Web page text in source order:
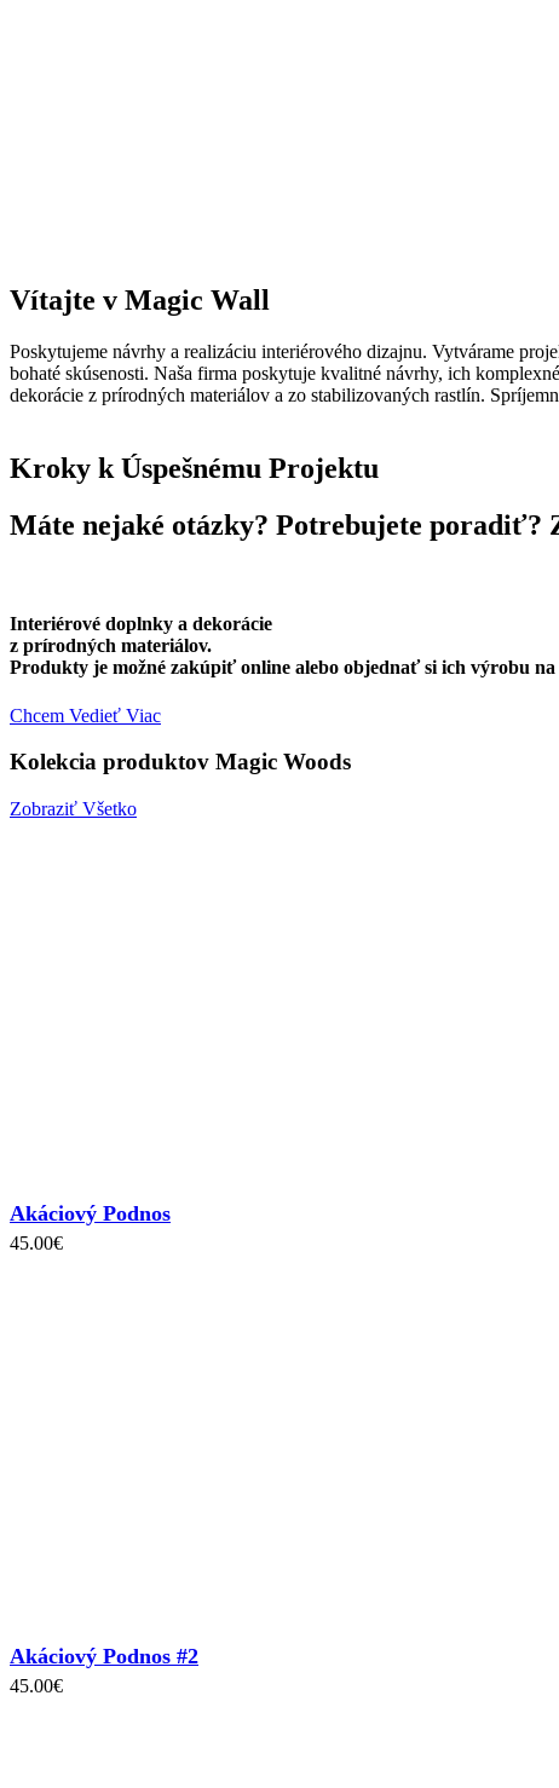
Vítajte v Magic Wall
Poskytujeme návrhy a realizáciu interiérového dizajnu. Vytvárame
bohaté skúsenosti. Naša firma poskytuje kvalitné návrhy, ich
dekorácie z prírodných materiálov a zo stabilizovaných rastlín.
Kroky k Úspešnému Projektu
Máte nejaké otázky? Potrebujete poradiť?
Interiérové doplnky a dekorácie
z prírodných materiálov.
Produkty je možné zakúpiť online alebo objednať si ich výrobu
Chcem Vedieť Viac
Kolekcia produktov Magic Woods
Zobraziť Všetko
Akáciový Podnos
45.00€
Akáciový Podnos #2
45.00€